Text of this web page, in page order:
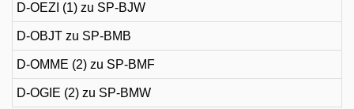
D-OEZI (1) zu SP-BJW
D-OBJT zu SP-BMB
D-OMME (2) zu SP-BMF
D-OGIE (2) zu SP-BMW